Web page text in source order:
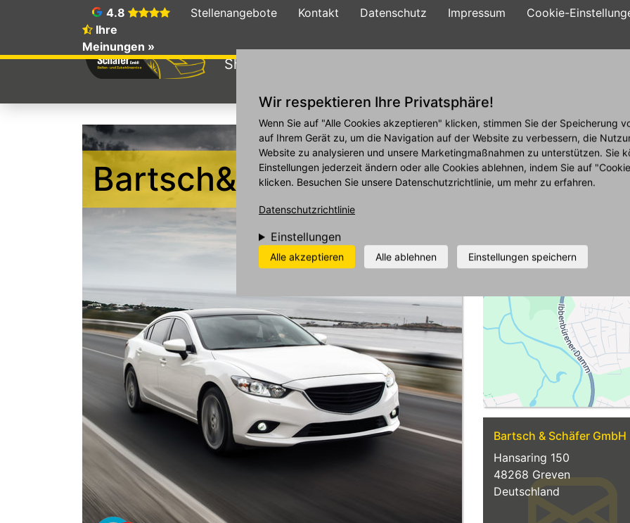
Wir respektieren Ihre Privatsphäre!
Wenn Sie auf "Alle Cookies akzeptieren" klicken, stimmen Sie der Speicherung
auf Ihrem Gerät zu, um die Navigation auf der Website zu verbessern, die
Website zu analysieren und unsere Marketingmaßnahmen zu unterstützen. Sie
Einstellungen jederzeit ändern oder alle Cookies ablehnen, indem Sie auf
klicken. Besuchen Sie unsere Datenschutzrichtlinie, um mehr zu erfahren.
Datenschutzrichtlinie
Einstellungen
Alle akzeptieren Alle ablehnen Einstellungen speichern
Shop
Stellenangebote Kontakt Datenschutz Impressum Cookie-
4.8
Ihre
Meinungen »
Bartsch&Schäfer
+
−
Bartsch & Schäfer GmbH
Hansaring 150
48268 Greven
Deutschland